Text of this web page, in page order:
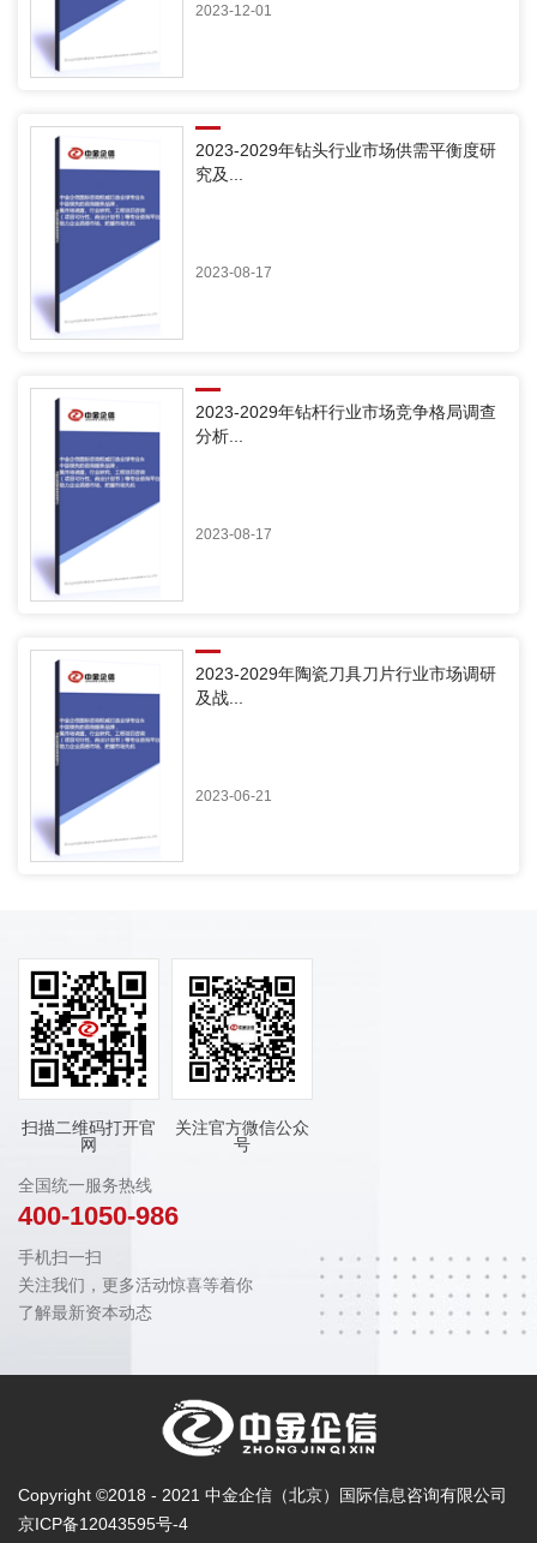
2023-12-01
2023-2029年钻头行业市场供需平衡度研
究及...
2023-08-17
2023-2029年钻杆行业市场竞争格局调查
分析...
2023-08-17
2023-2029年陶瓷刀具刀片行业市场调研
及战...
2023-06-21
扫描二维码打开官
网
关注官方微信公众
号
全国统一服务热线
400-1050-986
手机扫一扫
关注我们，更多活动惊喜等着你
了解最新资本动态
Copyright ©2018 - 2021 中金企信（北京）国际信息咨询有限公司
京ICP备12043595号-4